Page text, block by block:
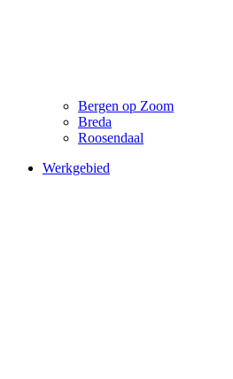
Bergen op Zoom
Breda
Roosendaal
Werkgebied